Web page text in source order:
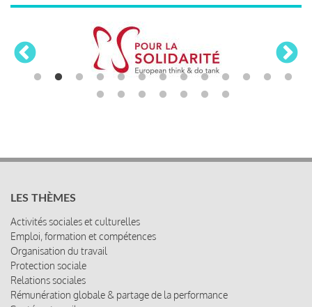
LES THÈMES
Activités sociales et culturelles
Emploi, formation et compétences
Organisation du travail
Protection sociale
Relations sociales
Rémunération globale & partage de la performance